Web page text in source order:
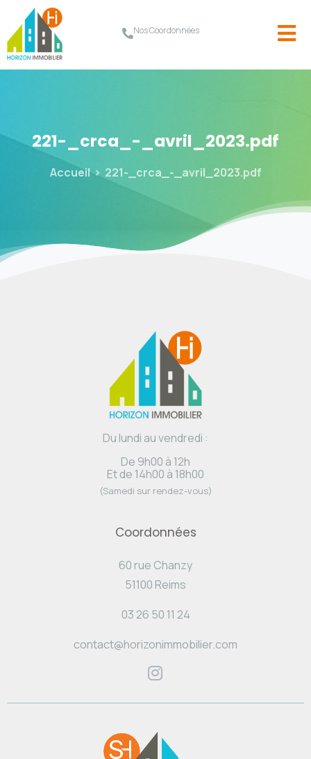
Nos Coordonnées
221-_crca_-_avril_2023.pdf
Accueil 221-_crca_-_avril_2023.pdf
Du lundi au vendredi :
De 9h00 à 12h
Et de 14h00 à 18h00
(Samedi sur rendez-vous)
Coordonnées
60 rue Chanzy
51100 Reims
03 26 50 11 24
contact@horizonimmobilier.com